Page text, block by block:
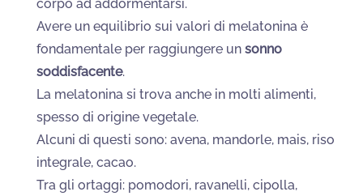
corpo ad addormentarsi.
Avere un equilibrio sui valori di melatonina è
fondamentale per raggiungere un sonno
soddisfacente.
La melatonina si trova anche in molti alimenti,
spesso di origine vegetale.
Alcuni di questi sono: avena, mandorle, mais, riso
integrale, cacao.
Tra gli ortaggi: pomodori, ravanelli, cipolla,